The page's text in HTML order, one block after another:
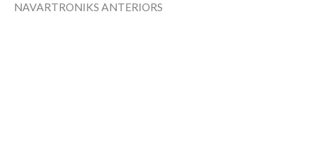
NAVARTRONIKS ANTERIORS